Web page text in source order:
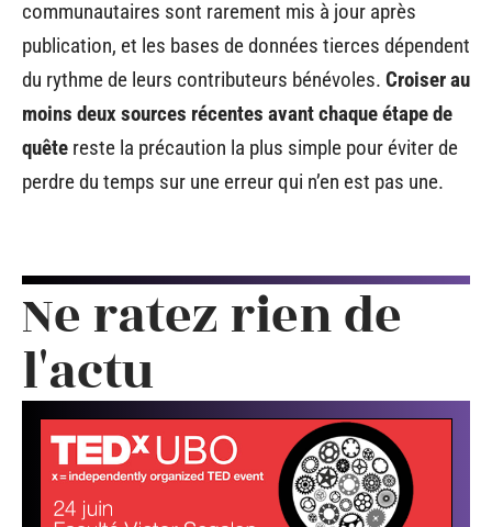
communautaires sont rarement mis à jour après
publication, et les bases de données tierces dépendent
du rythme de leurs contributeurs bénévoles. Croiser au
moins deux sources récentes avant chaque étape de
quête reste la précaution la plus simple pour éviter de
perdre du temps sur une erreur qui n’en est pas une.
Ne ratez rien de
l'actu